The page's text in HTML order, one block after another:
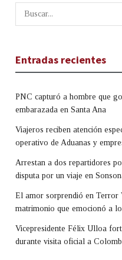
Entradas recientes
PNC capturó a hombre que
embarazada en Santa Ana
Viajeros reciben atención
operativo de Aduanas y
Arrestan a dos repartidores
disputa por un viaje en
El amor sorprendió en Terror
matrimonio que emocionó a
Vicepresidente Félix Ulloa
durante visita oficial a